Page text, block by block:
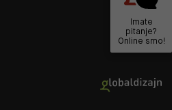
Imate
pitanje?
Online smo!